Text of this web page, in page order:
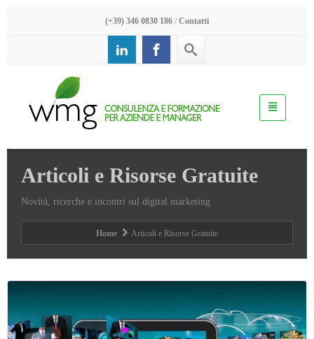
(+39) 346 0830 186 / Contatti
Articoli e Risorse Gratuite
Novità, ricerche e incontri sul digital marketing
Home Articoli e Risorse Gratuite